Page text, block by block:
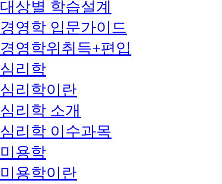
대상별 학습설계
경영학 입문가이드
경영학위취득+편입
심리학
심리학이란
심리학 소개
심리학 이수과목
미용학
미용학이란